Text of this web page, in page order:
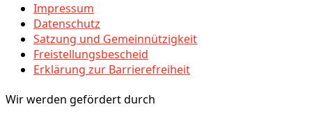
Impressum
Datenschutz
Satzung und Gemeinnützigkeit
Freistellungsbescheid
Erklärung zur Barrierefreiheit
Wir werden gefördert durch